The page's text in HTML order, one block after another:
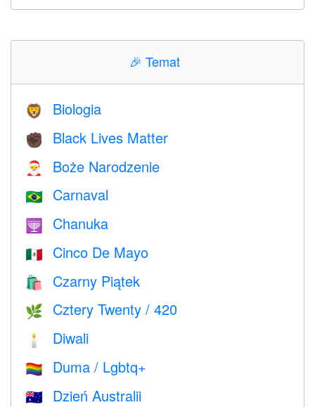
🎉 Temat
🦁 Biologia
✊🏿 Black Lives Matter
🎅 Boże Narodzenie
🇧🇷 Carnaval
🕎 Chanuka
🇲🇽 Cinco De Mayo
🛍 Czarny Piątek
🌿 Cztery Twenty / 420
🕯 Diwali
🏳️‍🌈 Duma / Lgbtq+
🇦🇺 Dzień Australii